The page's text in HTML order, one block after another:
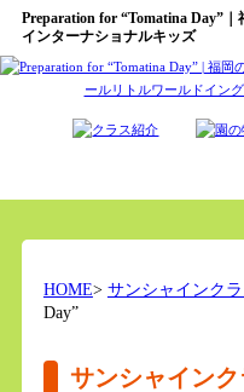
Preparation for “Tomatina Day”
インターナショナルキッズ
HOME> サンシャインク
Day”
サンシャイン